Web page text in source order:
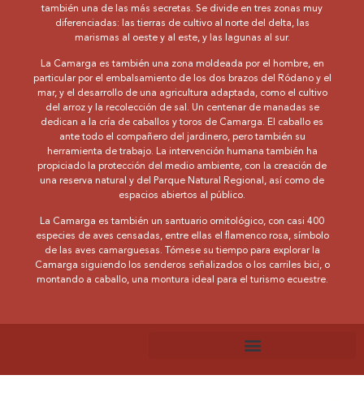
también una de las más secretas. Se divide en tres zonas muy
diferenciadas: las tierras de cultivo al norte del delta, las
marismas al oeste y al este, y las lagunas al sur.
La Camarga es también una zona moldeada por el hombre, en
particular por el embalsamiento de los dos brazos del Ródano y el
mar, y el desarrollo de una agricultura adaptada, como el cultivo
del arroz y la recolección de sal. Un centenar de manadas se
dedican a la cría de caballos y toros de Camarga. El caballo es
ante todo el compañero del jardinero, pero también su
herramienta de trabajo. La intervención humana también ha
propiciado la protección del medio ambiente, con la creación de
una reserva natural y del Parque Natural Regional, así como de
espacios abiertos al público.
La Camarga es también un santuario ornitológico, con casi 400
especies de aves censadas, entre ellas el flamenco rosa, símbolo
de las aves camarguesas. Tómese su tiempo para explorar la
Camarga siguiendo los senderos señalizados o los carriles bici, o
montando a caballo, una montura ideal para el turismo ecuestre.